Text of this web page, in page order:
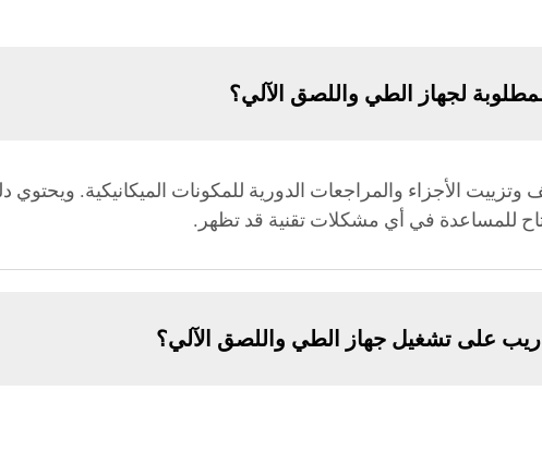
لجهاز الطي واللصق الآلي؟
وتزييت الأجزاء والمراجعات الدورية للمكونات الميكانيكية.
للمساعدة في أي مشكلات تقنية قد تظهر.
على تشغيل جهاز الطي واللصق الآلي؟